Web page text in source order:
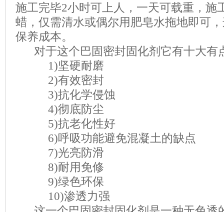
施工完毕2小时可上人，一天可载重，施
蜡，仅需清水或偶尔用肥皂水拖地即可
保养成本。
对于这个巴固密封固化剂它有十大有
1)坚硬耐磨
2)有效密封
3)抗化学侵蚀
4)彻底防尘
5)抗老化性好
6)呼吸功能避免混凝土的缺点
7)光亮防滑
8)耐用免修
9)绿色环保
10)渗透力强